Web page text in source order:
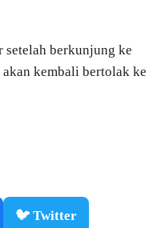
setelah berkunjung ke
kembali bertolak ke
🐦 Twitter